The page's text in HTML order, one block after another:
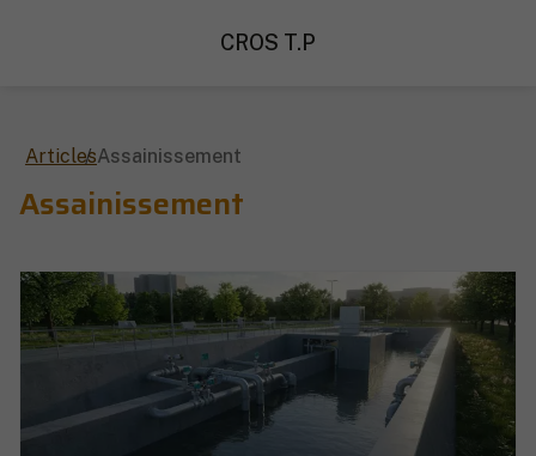
CROS T.P
ArticlesAssainissement
Assainissement